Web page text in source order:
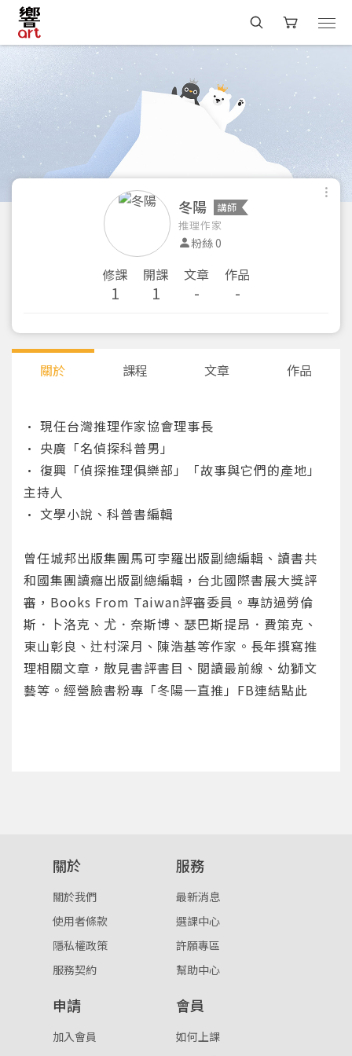
註冊
按下註冊即代表你同意我們的使用者條款
。
您將收到一封Email，請依照信件中的指示重新登
系統偵測到您的帳號重複登入，
冬陽 講師
推理作家
粉絲 0
修課
1
開課
1
文章
-
作品
-
關於 課程 文章 作品
• 現任台灣推理作家協會理事長
• 央廣「名偵探科普男」
• 復興「偵探推理俱樂部」「故事與它們的產地」
主持人
• 文學小說、科普書編輯
曾任城邦出版集團馬可孛羅出版副總編輯、讀書共
和國集團讀癮出版副總編輯，台北國際書展大獎評
審，Books From Taiwan評審委員。專訪過勞倫
斯．卜洛克、尤．奈斯博、瑟巴斯提昂．費策克、
東山彰良、辻村深月、陳浩基等作家。長年撰寫推
理相關文章，散見書評書目、閱讀最前線、幼獅文
藝等。經營臉書粉專「冬陽一直推」 FB連結點此
關於
關於我們
使用者條款
隱私權政策
服務契約
服務
最新消息
選課中心
許願專區
幫助中心
申請
加入會員
會員
如何上課